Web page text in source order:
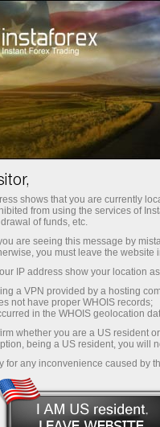
Начинающим
Упрощенный
Освойте уникальную
анализа, которая
вашей торговли в
стабильный доход от
shows that you are currently
from using the services of
of funds, etc.
are seeing this message by
you must leave the
IP address show your location
a VPN provided by a hosting
not have proper WHOIS records;
in the WHOIS geolocation
whether you are a US resident
being a US resident, you will
for any inconvenience caused by